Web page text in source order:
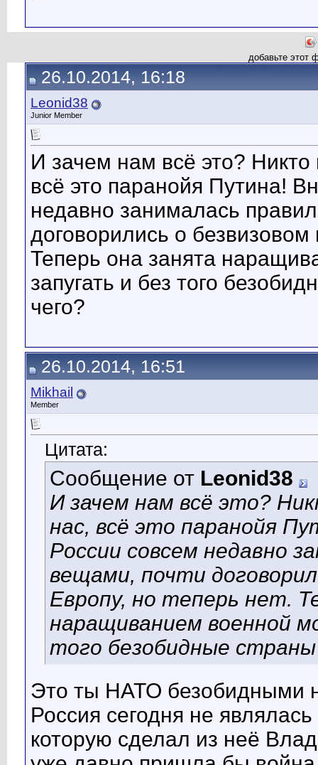
добавьте этот
26.10.2014, 16:18
Leonid38
Junior Member
И зачем нам всё это?
всё это паранойя Путина!
недавно занималась
договорились о безвизовом
Теперь она занята
запугать и без того
чего?
26.10.2014, 16:51
Mikhail
Member
Цитата:
Сообщение от Leonid38
И зачем нам всё это?
нас, всё это паранойя
России совсем недавно
вещами, почти
Европу, но теперь нет.
наращиванием военной
того безобидные
Это ты НАТО безобидными
Россия сегодня не
которую сделал из неё